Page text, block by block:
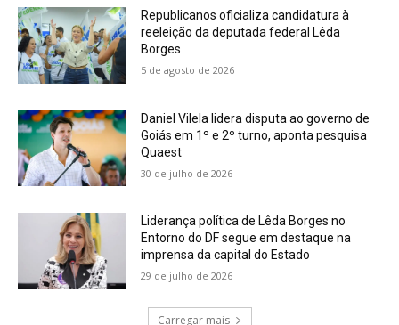
Republicanos oficializa candidatura à
reeleição da deputada federal Lêda
Borges
5 de agosto de 2026
Daniel Vilela lidera disputa ao governo de
Goiás em 1º e 2º turno, aponta pesquisa
Quaest
30 de julho de 2026
Liderança política de Lêda Borges no
Entorno do DF segue em destaque na
imprensa da capital do Estado
29 de julho de 2026
Carregar mais